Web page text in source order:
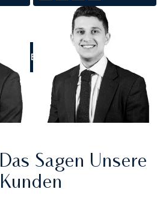
SIE UNS AN
Sagen Unsere
Kunden